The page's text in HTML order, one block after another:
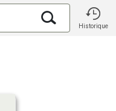
Historique